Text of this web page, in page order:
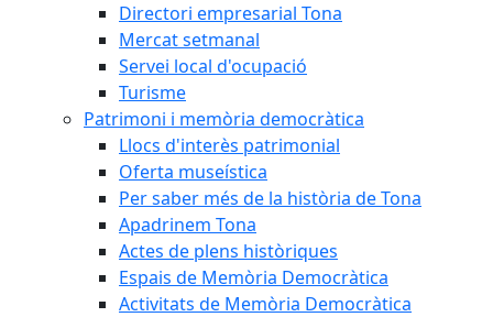
Directori empresarial Tona
Mercat setmanal
Servei local d'ocupació
Turisme
Patrimoni i memòria democràtica
Llocs d'interès patrimonial
Oferta museística
Per saber més de la història de Tona
Apadrinem Tona
Actes de plens històriques
Espais de Memòria Democràtica
Activitats de Memòria Democràtica